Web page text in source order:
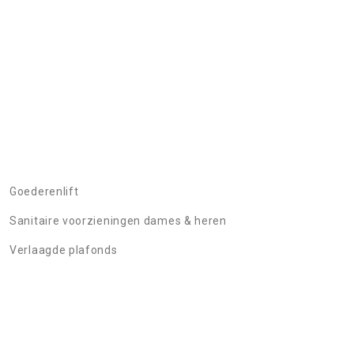
Goederenlift
Sanitaire voorzieningen dames & heren
Verlaagde plafonds